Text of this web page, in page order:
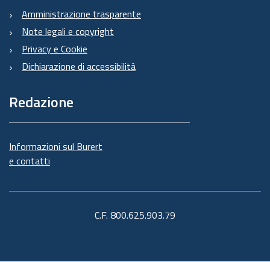
Amministrazione trasparente
Note legali e copyright
Privacy e Cookie
Dichiarazione di accessibilità
Redazione
Informazioni sul Burert
e contatti
C.F. 800.625.903.79